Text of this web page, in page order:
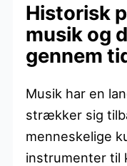
Historisk
musik og
gennem
Musik har en
strækker sig
menneskelige
instrumenter til